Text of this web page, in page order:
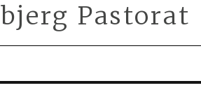
Pastorat